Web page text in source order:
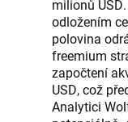
milionů
odložením
polovina
freemium
započtení
USD, což
Analytici